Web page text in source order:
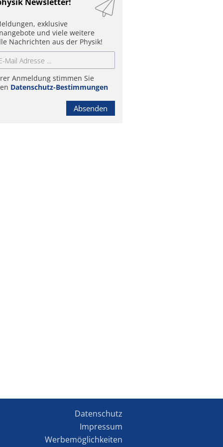
exklusive
und viele weitere
Nachrichten aus der Physik!
Anmeldung stimmen Sie
Datenschutz-Bestimmungen
Absenden
Datenschutz
Impressum
Werbemöglichkeiten